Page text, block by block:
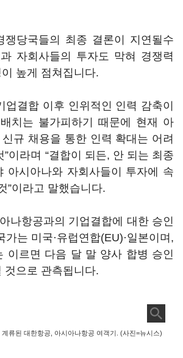
쟁당국들의 최종 결론이 지연될수
자회사들의 투자도 막혀 경쟁력
높게 점쳐집니다.
업결합 이후 인위적인 인력 감축이
치는 불가피하기 때문에 현재 아
규 채용을 통한 인력 확대는 어려
이라며 “결합이 되든, 안 되는 최종
아시아나와 자회사들이 투자에 속
”이라고 말했습니다.
나항공과의 기업결합에 대한 승인
는 미국·유럽연합(EU)·일본이며,
이르면 다음 달 말 양사 합병 승인
것으로 관측됩니다.
류된 대한항공, 아시아나항공 여객기. (사진=뉴시스)